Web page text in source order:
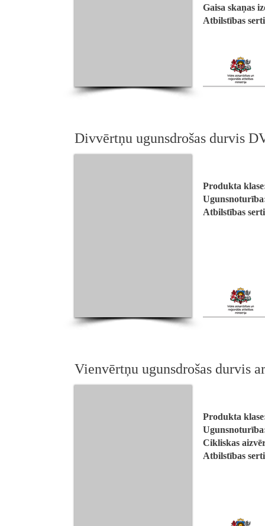
Gaisa skaņas
Atbilstības
Divvērtņu ugunsdrošas durvis
Produkta
Atbilstības
Vienvērtņu ugunsdrošas durvis
Produkta
Cikliskas
Atbilstības